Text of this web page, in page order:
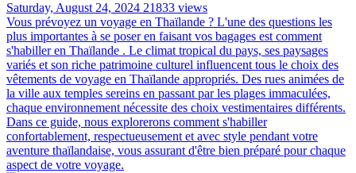
Saturday, August 24, 2024 21833 views
Vous prévoyez un voyage en Thaïlande ? L'une des questions les
plus importantes à se poser en faisant vos bagages est comment
s'habiller en Thaïlande . Le climat tropical du pays, ses paysages
variés et son riche patrimoine culturel influencent tous le choix des
vêtements de voyage en Thaïlande appropriés. Des rues animées de
la ville aux temples sereins en passant par les plages immaculées,
chaque environnement nécessite des choix vestimentaires différents.
Dans ce guide, nous explorerons comment s'habiller
confortablement, respectueusement et avec style pendant votre
aventure thaïlandaise, vous assurant d'être bien préparé pour chaque
aspect de votre voyage.